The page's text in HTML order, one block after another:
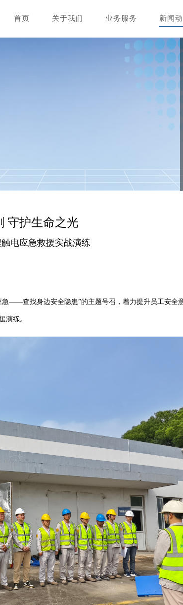
首页 关于我们 业务服务 新闻
守护生命之光
电应急救援实战演练
——查找身边安全隐患”的主题号召，着力提升员工安全
演练。